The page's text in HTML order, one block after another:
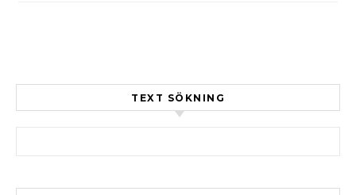
TEXT SÖKNING